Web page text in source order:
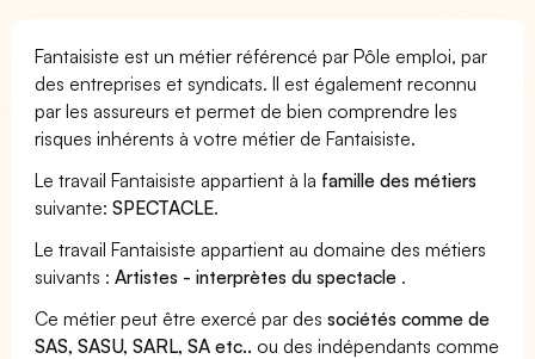
Fantaisiste est un métier référencé par Pôle emploi, par
des entreprises et syndicats. Il est également reconnu
par les assureurs et permet de bien comprendre les
risques inhérents à votre métier de Fantaisiste.
Le travail Fantaisiste appartient à la famille des métiers
suivante:SPECTACLE.
Le travail Fantaisiste appartient au domaine des métiers
suivants :Artistes - interprètes du spectacle .
Ce métier peut être exercé par dessociétés comme de
SAS, SASU, SARL, SA etc.. ou des indépendants comme